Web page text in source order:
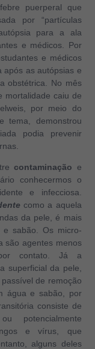
puerperal que
por “partículas
para a ala
e médicos. Por
e médicos
após as autópsias e
obstétrica. No mês
mortalidade caiu de
por meio do
tema, demonstrou
podia prevenir
contaminação e
conhecermos o
e infecciosa.
como a aquela
da pele, é mais
e sabão. Os micro-
são agentes menos
contato. Já a
superficial da pele,
de remoção
água e sabão, por
consiste de
potencialmente
e vírus, que
alguns deles